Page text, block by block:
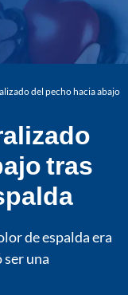
del pecho hacia abajo
tras
de espalda era
una